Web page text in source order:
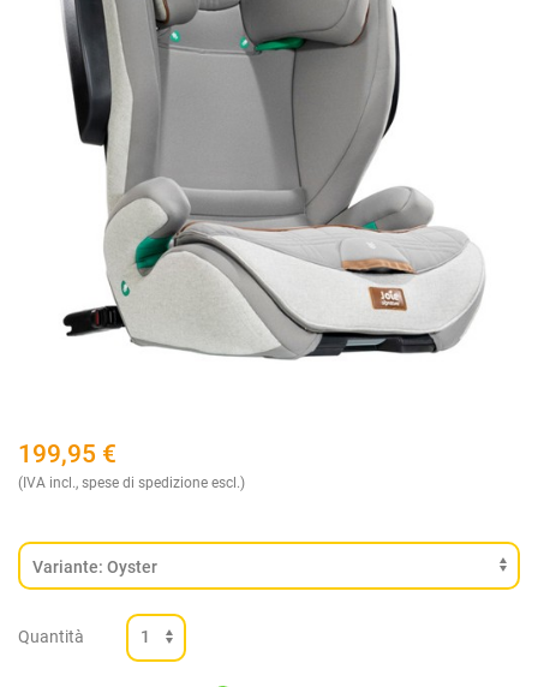
199,95 €
(IVA incl., spese di spedizione escl.)
Quantità